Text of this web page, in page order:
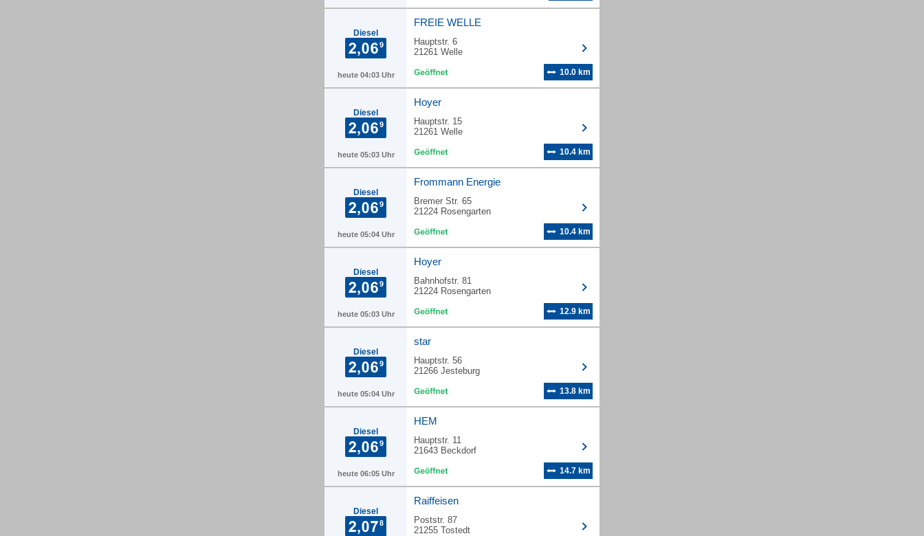
Diesel
heute 04:03 Uhr
FREIE WELLE
Hauptstr. 6
21261 Welle
10.0 km
Diesel
heute 05:03 Uhr
Hoyer
Hauptstr. 15
21261 Welle
10.4 km
Diesel
heute 05:04 Uhr
Frommann Energie
Bremer Str. 65
21224 Rosengarten
10.4 km
Diesel
heute 05:03 Uhr
Hoyer
Bahnhofstr. 81
21224 Rosengarten
12.9 km
Diesel
heute 05:04 Uhr
star
Hauptstr. 56
21266 Jesteburg
13.8 km
Diesel
heute 06:05 Uhr
HEM
Hauptstr. 11
21643 Beckdorf
14.7 km
Diesel
Raiffeisen
Poststr. 87
21255 Tostedt